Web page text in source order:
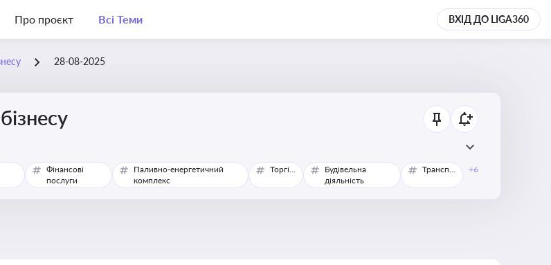
Про проєкт Всі Теми ВХІД ДО LIGA360
28-08-2025
Фінансові
послуги
Паливно-енергетичний
комплекс
Торгівля
Будівельна
діяльність
Транспорт +6